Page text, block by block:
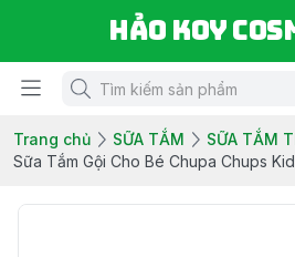
Hảo Koy
Trang chủ SỮA TẮM
SỮA TẮM
Sữa Tắm Gội Cho Bé Chupa Chups